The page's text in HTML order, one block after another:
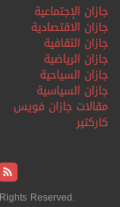
جازان الإجتماعية
جازان الاقتصادية
جازان الثقافية
جازان الرياضية
جازان السياحية
جازان السياسية
مقالات جازان فويس
كاركتير
Reserved.